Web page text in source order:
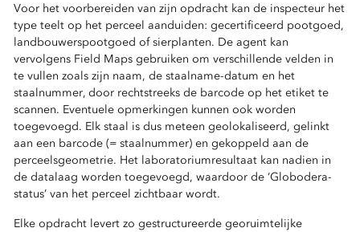
Voor het voorbereiden van zijn opdracht kan de inspecteur het
type teelt op het perceel aanduiden: gecertificeerd pootgoed,
landbouwerspootgoed of sierplanten. De agent kan
vervolgens Field Maps gebruiken om verschillende velden in
te vullen zoals zijn naam, de staalname-datum en het
staalnummer, door rechtstreeks de barcode op het etiket te
scannen. Eventuele opmerkingen kunnen ook worden
toegevoegd. Elk staal is dus meteen geolokaliseerd, gelinkt
aan een barcode (= staalnummer) en gekoppeld aan de
perceelsgeometrie. Het laboratoriumresultaat kan nadien in
de datalaag worden toegevoegd, waardoor de ‘Globodera-
status’ van het perceel zichtbaar wordt.
Elke opdracht levert zo gestructureerde georuimtelijke